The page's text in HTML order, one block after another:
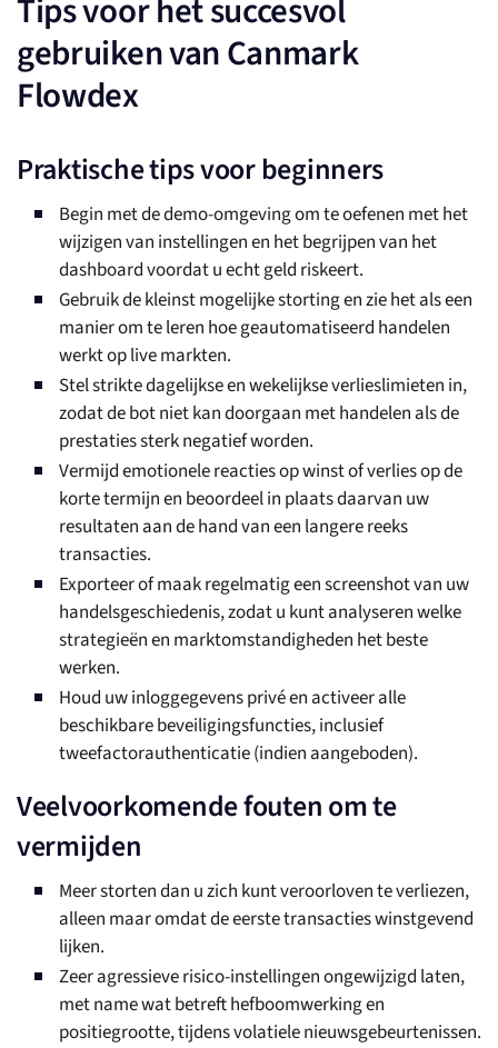
Tips voor het succesvol
gebruiken van Canmark
Flowdex
Praktische tips voor beginners
Begin met de demo-omgeving om te oefenen met het
wijzigen van instellingen en het begrijpen van het
dashboard voordat u echt geld riskeert.
Gebruik de kleinst mogelijke storting en zie het als een
manier om te leren hoe geautomatiseerd handelen
werkt op live markten.
Stel strikte dagelijkse en wekelijkse verlieslimieten in,
zodat de bot niet kan doorgaan met handelen als de
prestaties sterk negatief worden.
Vermijd emotionele reacties op winst of verlies op de
korte termijn en beoordeel in plaats daarvan uw
resultaten aan de hand van een langere reeks
transacties.
Exporteer of maak regelmatig een screenshot van uw
handelsgeschiedenis, zodat u kunt analyseren welke
strategieën en marktomstandigheden het beste
werken.
Houd uw inloggegevens privé en activeer alle
beschikbare beveiligingsfuncties, inclusief
tweefactorauthenticatie (indien aangeboden).
Veelvoorkomende fouten om te
vermijden
Meer storten dan u zich kunt veroorloven te verliezen,
alleen maar omdat de eerste transacties winstgevend
lijken.
Zeer agressieve risico-instellingen ongewijzigd laten,
met name wat betreft hefboomwerking en
positiegrootte, tijdens volatiele nieuwsgebeurtenissen.